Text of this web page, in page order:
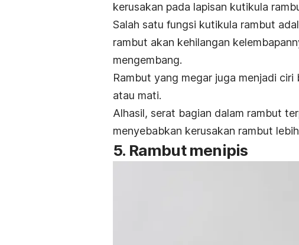
kerusakan pada lapisan kutikula
Salah satu fungsi kutikula rambut
rambut akan kehilangan
mengembang.
Rambut yang megar juga menjadi ciri
atau mati.
Alhasil, serat bagian dalam rambut
menyebabkan kerusakan rambut
5. Rambut menipis